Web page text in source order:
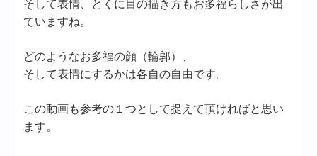
そして表情、とくに目の描き方もお多福らしさが出
ていますね。
どのようなお多福の顔（輪郭）、
そして表情にするかは各自の自由です。
この動画も参考の１つとして捉えて頂ければと思い
ます。